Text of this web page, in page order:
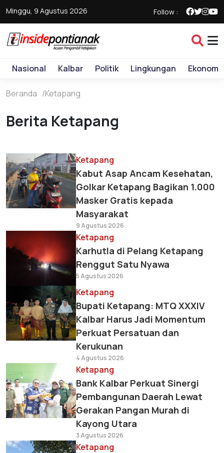
Minggu, 9 Agustus 2026 Follow :
Nasional Kalbar Politik Lingkungan Ekonomi
Beranda Ketapang
Berita Ketapang
Ketapang
Kabut Asap Ancam Kesehatan,
Golkar Ketapang Bagikan 1.000
Masker Gratis kepada
Masyarakat
9 Agustus 2026
Ketapang
Karhutla di Pelang Ketapang
Renggut Satu Nyawa
5 Agustus 2026
Ketapang
Bupati Ketapang: MTQ XXXIV
Kalbar Harus Jadi Momentum
Perkuat Persatuan dan
Kerukunan
4 Agustus 2026
Ketapang
Bank Kalbar Perkuat Sinergi
Pembangunan Daerah Lewat
Gerakan Pangan Murah di
Kayong Utara
3 Agustus 2026
Ketapang